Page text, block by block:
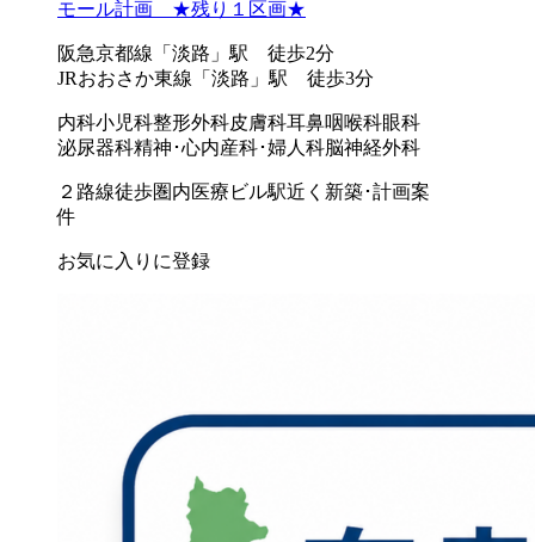
モール計画 ★残り１区画★
阪急京都線「淡路」駅 徒歩2分
JRおおさか東線「淡路」駅 徒歩3分
内科小児科整形外科皮膚科耳鼻咽喉科眼科
泌尿器科精神･心内産科･婦人科脳神経外科
２路線徒歩圏内医療ビル駅近く 新築･計画案
件
お気に入りに登録